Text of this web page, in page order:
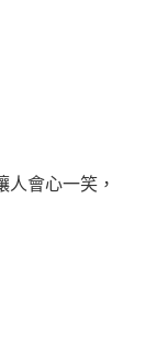
人會心一笑，